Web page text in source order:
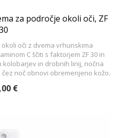
za področje okoli oči, ZF
oči z dvema vrhunskima
C ščiti s faktorjem ZF 30 in
in drobnih linij, nočna
noč obnovi obremenjeno kožo.
€